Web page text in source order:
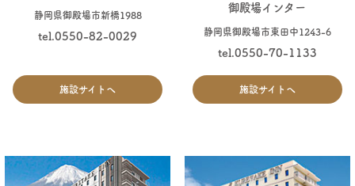
静岡県御殿場市新橋1988
tel.0550-82-0029
施設サイトへ
御殿場インター
静岡県御殿場市東田中1243-6
tel.0550-70-1133
施設サイトへ